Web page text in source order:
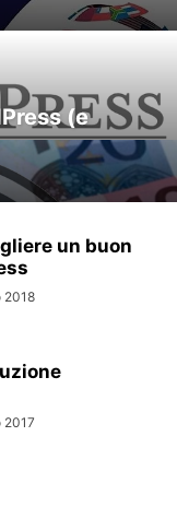
(e
un buon
2018
2017